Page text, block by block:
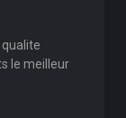
le meilleur